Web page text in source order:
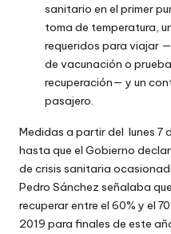
sanitario en el primer
toma de temperatura,
requeridos para viajar
de vacunación o
recuperación— y un
pasajero.
Medidas a partir del lunes 7
hasta que el Gobierno
de crisis sanitaria
Pedro Sánchez señalaba
recuperar entre el 60% y el
2019 para finales de este